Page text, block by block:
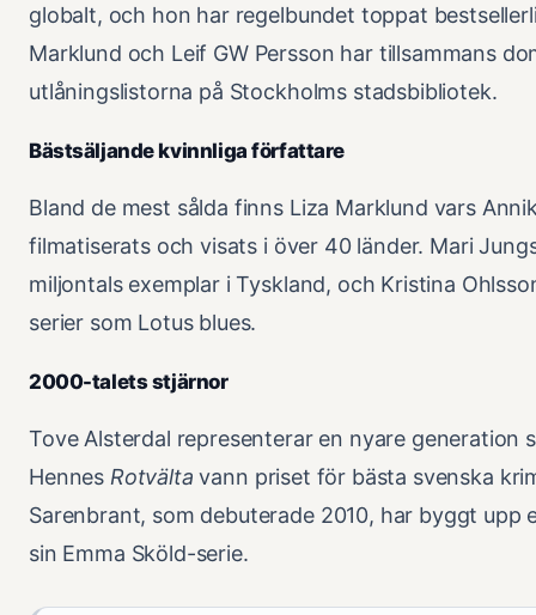
globalt, och hon har regelbundet toppat
Marklund och Leif GW Persson har tillsammans
utlåningslistorna på Stockholms stadsbibliotek.
Bästsäljande kvinnliga författare
Bland de mest sålda finns Liza Marklund vars
filmatiserats och visats i över 40 länder. Mari
miljontals exemplar i Tyskland, och Kristina
serier som Lotus blues.
2000-talets stjärnor
Tove Alsterdal representerar en nyare generation
Hennes Rotvälta vann priset för bästa svenska
Sarenbrant, som debuterade 2010, har byggt upp
sin Emma Sköld-serie.